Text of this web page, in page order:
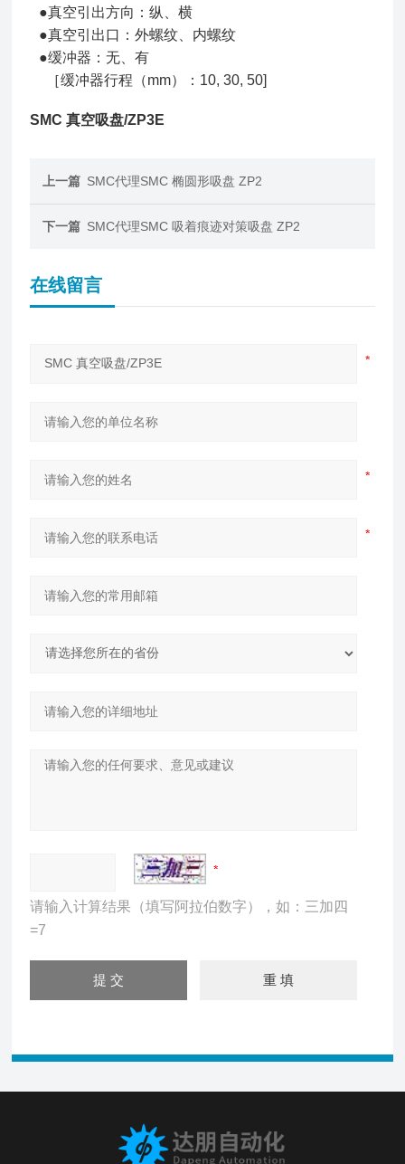
●真空引出方向：纵、横
●真空引出口：外螺纹、内螺纹
●缓冲器：无、有
［缓冲器行程（mm）：10, 30, 50]
SMC 真空吸盘/ZP3E
上一篇 SMC代理SMC 椭圆形吸盘 ZP2
下一篇 SMC代理SMC 吸着痕迹对策吸盘 ZP2
在线留言
请输入计算结果（填写阿拉伯数字），如：三加四
=7